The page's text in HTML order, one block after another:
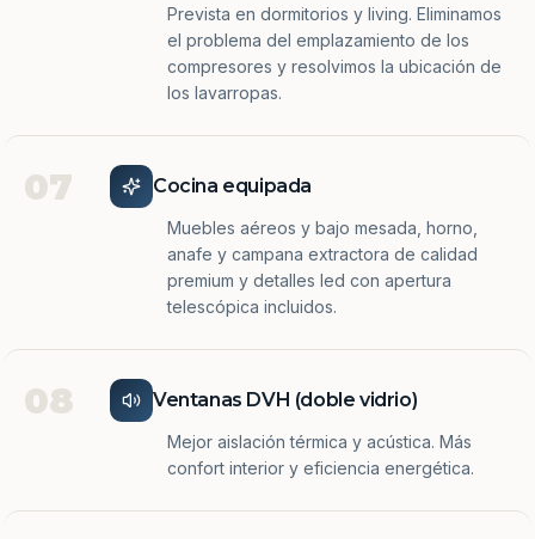
Prevista en dormitorios y living. Eliminamos
el problema del emplazamiento de los
compresores y resolvimos la ubicación de
los lavarropas.
07 Cocina equipada
Muebles aéreos y bajo mesada, horno,
anafe y campana extractora de calidad
premium y detalles led con apertura
telescópica incluidos.
08 Ventanas DVH (doble vidrio)
Mejor aislación térmica y acústica. Más
confort interior y eficiencia energética.